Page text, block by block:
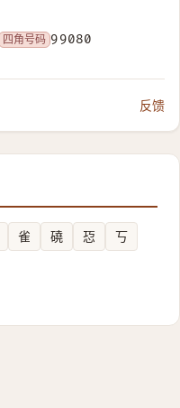
四角号码 99080
反馈
雀 磽 㤍
丂